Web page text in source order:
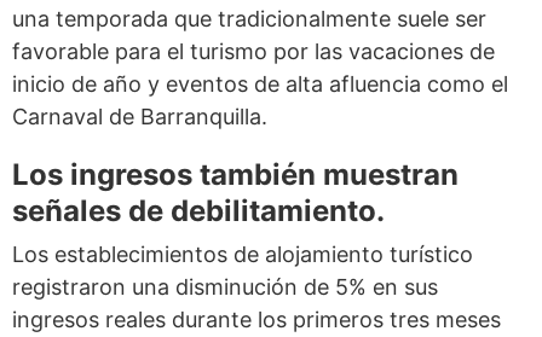
una temporada que tradicionalmente suele ser
favorable para el turismo por las vacaciones de
inicio de año y eventos de alta afluencia como el
Carnaval de Barranquilla.
Los ingresos también muestran
señales de debilitamiento.
Los establecimientos de alojamiento turístico
registraron una disminución de 5% en sus
ingresos reales durante los primeros tres meses